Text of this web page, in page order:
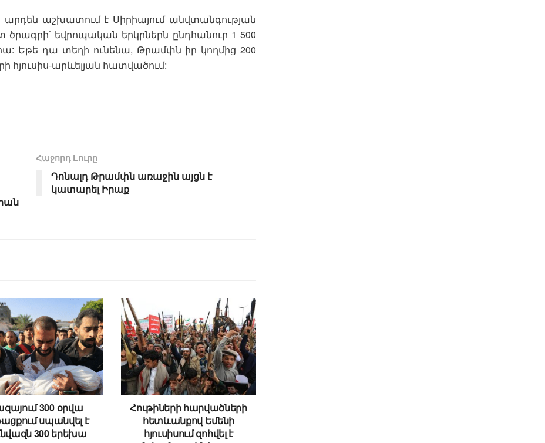
արդեն աշխատում է Սիրիայում անվտանգության
եվրոպական երկրներն ընդհանուր 1 500
Եթե դա տեղի ունենա, Թրամփն իր կողմից 200
հյուսիս-արևելյան հատվածում:
Հաջորդ Lուրը
Դոնալդ Թրամփն առաջին այցն է
կատարել Իրաք
300 օրվա
սպանվել է
300 երեխա
Հութիների հարվածների
հետևանքով Եմենի
հյուսիսում զոհվել է